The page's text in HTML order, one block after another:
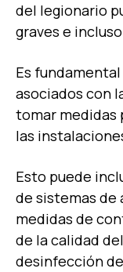
del legionario
graves e
Es
asociados con
tomar medidas
las
Esto puede
de sistemas de
medidas de
de la calidad
desinfección